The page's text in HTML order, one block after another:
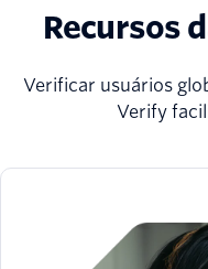
Recursos
Verificar usuários
Verify